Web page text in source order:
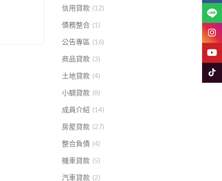
信用貸款 (12)
債務整合 (1)
公告專區 (16)
商品貸款 (3)
土地貸款 (4)
小額貸款 (8)
成員介紹 (14)
房屋貸款 (27)
整合負債 (4)
機車貸款 (5)
汽車貸款 (2)
Line